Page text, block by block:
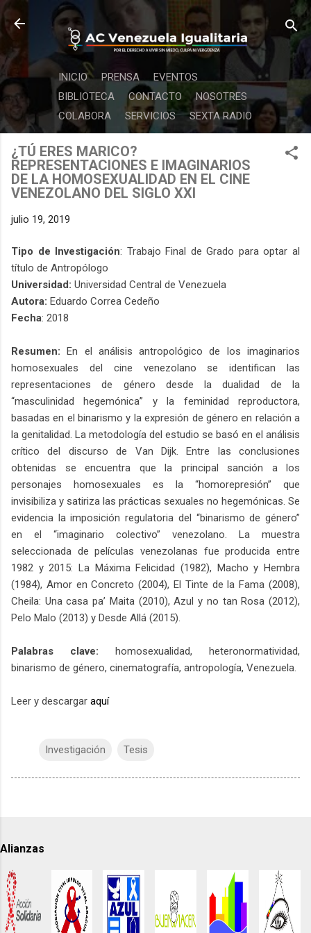
Ir al contenido principal
INICIO PRENSA
EVENTOS
BIBLIOTECA
CONTACTO
NOSOTRES
COLABORA
SERVICIOS SEXTA RADIO
¿TÚ ERES MARICO?
REPRESENTACIONES E IMAGINARIOS
DE LA HOMOSEXUALIDAD EN EL CINE
VENEZOLANO DEL SIGLO XXI
julio 19, 2019
Tipo de Investigación: Trabajo Final de Grado para optar al
título de Antropólogo
Universidad: Universidad Central de Venezuela
Autora: Eduardo Correa Cedeño
Fecha: 2018
Resumen: En el análisis antropológico de los imaginarios
homosexuales del cine venezolano se identifican las
representaciones de género desde la dualidad de la
“masculinidad hegemónica” y la feminidad reproductora,
basadas en el binarismo y la expresión de género en relación a
la genitalidad. La metodología del estudio se basó en el análisis
crítico del discurso de Van Dijk. Entre las conclusiones
obtenidas se encuentra que la principal sanción a los
personajes homosexuales es la “homorepresión” que
invisibiliza y satiriza las prácticas sexuales no hegemónicas. Se
evidencia la imposición regulatoria del “binarismo de género”
en el “imaginario colectivo” venezolano. La muestra
seleccionada de películas venezolanas fue producida entre
1982 y 2015: La Máxima Felicidad (1982), Macho y Hembra
(1984), Amor en Concreto (2004), El Tinte de la Fama (2008),
Cheila: Una casa pa’ Maita (2010), Azul y no tan Rosa (2012),
Pelo Malo (2013) y Desde Allá (2015).
Palabras clave: homosexualidad, heteronormatividad,
binarismo de género, cinematografía, antropología, Venezuela.
Leer y descargar aquí
Investigación Tesis
Alianzas